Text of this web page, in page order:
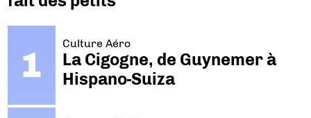
Culture Aéro
La Cigogne, de Guynemer à
Hispano-Suiza